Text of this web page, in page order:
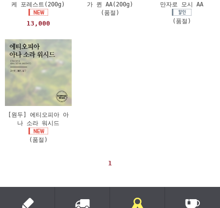
케 포레스트(200g)
13,000
가 퀸 AA(200g)
(품절)
만자로 모시 AA
(품절)
[원두] 에티오피아 아
나 소라 워시드
(품절)
1